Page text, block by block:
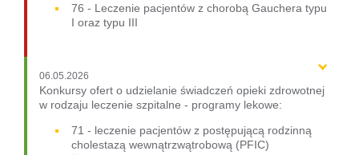
76 - Leczenie pacjentów z chorobą Gauchera typu
I oraz typu III
06.05.2026
Konkursy ofert o udzielanie świadczeń opieki zdrowotnej
w rodzaju leczenie szpitalne - programy lekowe:
71 - leczenie pacjentów z postępującą rodzinną
cholestazą wewnątrzwątrobową (PFIC)